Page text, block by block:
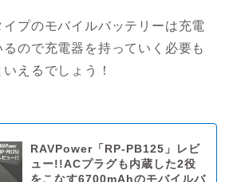
プのモバイルバッテリーは充電
ので充電器を持っていく必要も
えるでしょう！
RAVPower「RP-PB125」レビ
ュー!!ACプラグも内蔵した2役
をこなす6700mAhのモバイルバ